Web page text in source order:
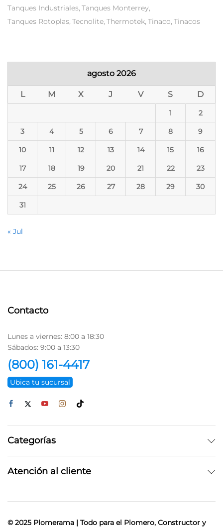
Tanques Industriales Tanques Monterrey
Tanques Rotoplas Tecnolite Thermotek Tinaco Tinacos
agosto 2026
L M X J V S D
1 2
3 4 5 6 7 8 9
10 11 12 13 14 15 16
17 18 19 20 21 22 23
24 25 26 27 28 29 30
31
« Jul
Contacto
Lunes a viernes: 8:00 a 18:30
Sábados: 9:00 a 13:30
(800) 161-4417
Ubica tu sucursal
Categorías
Atención al cliente
© 2025 Plomerama | Todo para el Plomero, Constructor y